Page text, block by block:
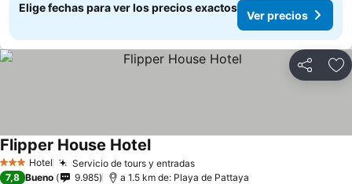
Elige fechas para ver los precios exactos
Ver precios
Compartir
3 Estrellas
Hotel Servicio de tours y entradasVer precios
Flipper House HotelVer precios
7,8 Bueno 9.985 a 1.5 km de: Playa de Pattaya